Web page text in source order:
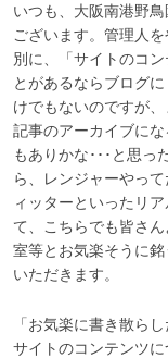
いつも、大阪南港野
ございます。管理人
別に、「サイトのコ
とがあるならブログ
けでもないのですが
記事のアーカイブに
もありかな･･･と思っ
ら、レンジャーやっ
ィッターといったリ
て、こちらでも皆さ
室等とお気楽そうに
いただきます。
「お気楽に書き散ら
サイトのコンテンツ